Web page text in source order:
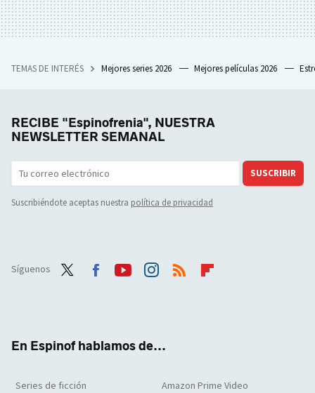
TEMAS DE INTERÉS Mejores series 2026 Mejores películas 2026
RECIBE "Espinofrenia", NUESTRA
NEWSLETTER SEMANAL
SUSCRIBIR
Suscribiéndote aceptas nuestra política de privacidad
Síguenos
En Espinof hablamos de...
Series de ficción Amazon Prime Video